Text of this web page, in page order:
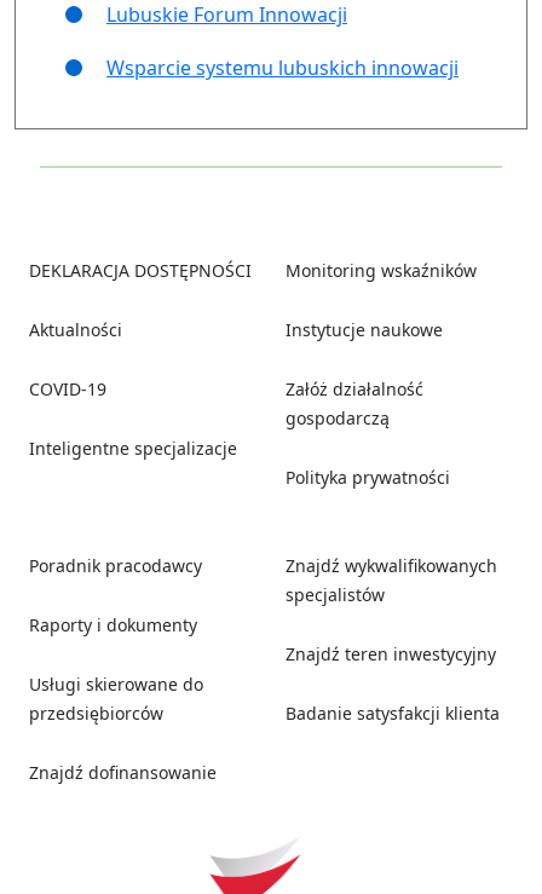
Lubuskie Forum Innowacji
Wsparcie systemu lubuskich innowacji
DEKLARACJA DOSTĘPNOŚCI
Aktualności
COVID-19
Inteligentne specjalizacje
Monitoring wskaźników
Instytucje naukowe
Załóż działalność
gospodarczą
Polityka prywatności
Poradnik pracodawcy
Raporty i dokumenty
Usługi skierowane do
przedsiębiorców
Znajdź dofinansowanie
Znajdź wykwalifikowanych
specjalistów
Znajdź teren inwestycyjny
Badanie satysfakcji klienta